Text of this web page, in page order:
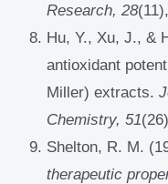
Research, 28
Hu, Y., Xu, J., &
antioxidant
Miller) extracts.
Chemistry, 51
Shelton, R. M.
therapeutic